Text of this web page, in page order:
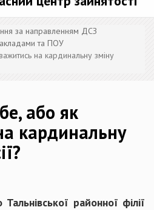
за направленням ДСЗ
та ПОУ
на кардинальну зміну
або як
кардинальну
районної філії